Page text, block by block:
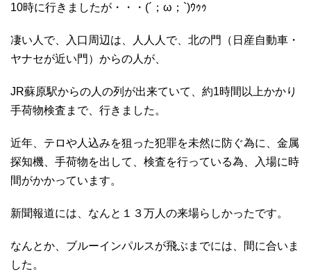
10時に行きましたが・・・(´；ω；`)ｳｩｩ
凄い人で、入口周辺は、人人人で、北の門（日産自動車・
ヤナセが近い門）からの人が、
JR蘇原駅からの人の列が出来ていて、約1時間以上かかり
手荷物検査まで、行きました。
近年、テロや人込みを狙った犯罪を未然に防ぐ為に、金属
探知機、手荷物を出して、検査を行っている為、入場に時
間がかかっています。
新聞報道には、なんと１３万人の来場らしかったです。
なんとか、ブルーインパルスが飛ぶまでには、間に合いま
した。